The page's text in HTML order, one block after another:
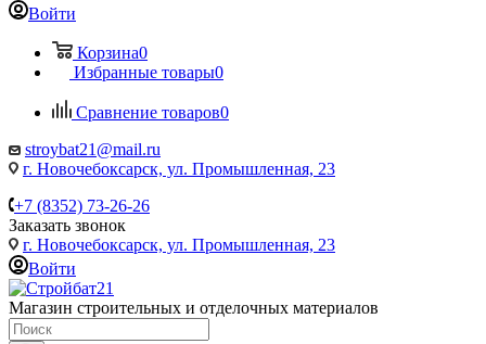
Войти
Корзина0
Избранные товары0
Сравнение товаров0
stroybat21@mail.ru
г. Новочебоксарск, ул. Промышленная, 23
+7 (8352) 73-26-26
Заказать звонок
г. Новочебоксарск, ул. Промышленная, 23
Войти
Магазин строительных и отделочных материалов